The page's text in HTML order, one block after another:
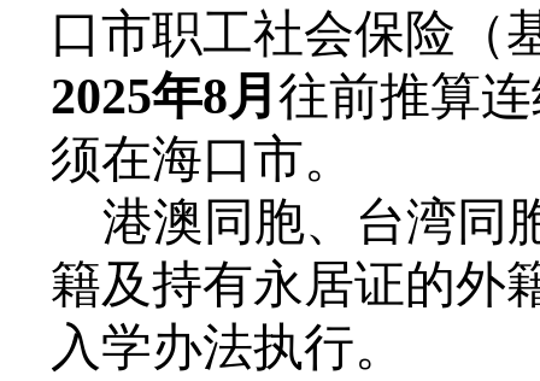
口市职工社会保险（
2025年8月往前推算
须在海口市。
港澳同胞、台湾同
籍及持有永居证的外
入学办法执行。